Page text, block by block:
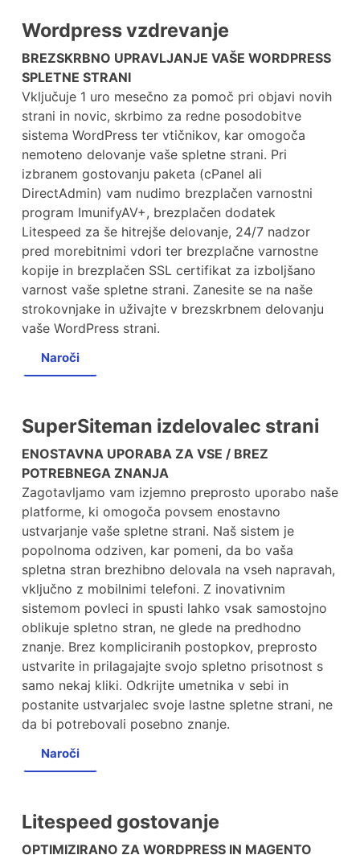
Wordpress vzdrevanje
BREZSKRBNO UPRAVLJANJE VAŠE WORDPRESS
SPLETNE STRANI
Vključuje 1 uro mesečno za pomoč pri objavi novih
strani in novic, skrbimo za redne posodobitve
sistema WordPress ter vtičnikov, kar omogoča
nemoteno delovanje vaše spletne strani. Pri
izbranem gostovanju paketa (cPanel ali
DirectAdmin) vam nudimo brezplačen varnostni
program ImunifyAV+, brezplačen dodatek
Litespeed za še hitrejše delovanje, 24/7 nadzor
pred morebitnimi vdori ter brezplačne varnostne
kopije in brezplačen SSL certifikat za izboljšano
varnost vaše spletne strani. Zanesite se na naše
strokovnjake in uživajte v brezskrbnem delovanju
vaše WordPress strani.
Naroči
SuperSiteman izdelovalec strani
ENOSTAVNA UPORABA ZA VSE / BREZ
POTREBNEGA ZNANJA
Zagotavljamo vam izjemno preprosto uporabo naše
platforme, ki omogoča povsem enostavno
ustvarjanje vaše spletne strani. Naš sistem je
popolnoma odziven, kar pomeni, da bo vaša
spletna stran brezhibno delovala na vseh napravah,
vključno z mobilnimi telefoni. Z inovativnim
sistemom povleci in spusti lahko vsak samostojno
oblikuje spletno stran, ne glede na predhodno
znanje. Brez kompliciranih postopkov, preprosto
ustvarite in prilagajajte svojo spletno prisotnost s
samo nekaj kliki. Odkrijte umetnika v sebi in
postanite ustvarjalec svoje lastne spletne strani, ne
da bi potrebovali posebno znanje.
Naroči
Litespeed gostovanje
OPTIMIZIRANO ZA WORDPRESS IN MAGENTO